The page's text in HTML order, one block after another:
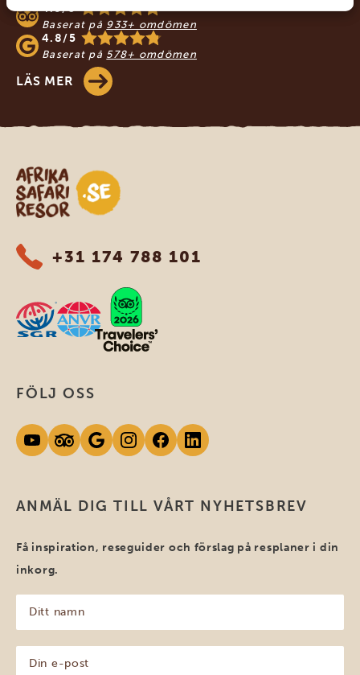
4.9/5
Baserat på 933+ omdömen
4.8/5
Baserat på 578+ omdömen
LÄS MER
Safari-resor i Afrika
+31 174 788 101
ANMÄL DIG TILL VÅRT NYHETSBREV
Få inspiration, reseguider och förslag på resplaner i din
inkorg.
namn
(Obligatoriskt)
FÖLJ OSS